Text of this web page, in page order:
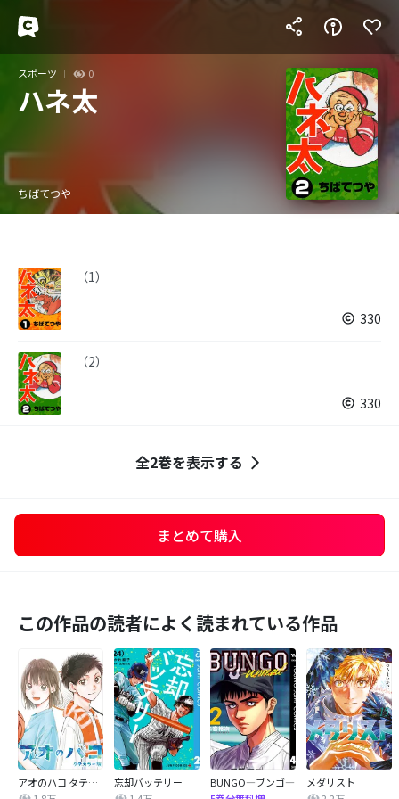
スポーツ 0
ハネ太
ちばてつや
（1）
330
（2）
330
全2巻を表示する
まとめて購入
この作品の読者によく読まれている作品
アオのハコ タテカラー版【タテヨミ】
忘却バッテリー
BUNGO―ブンゴ―
メダリスト